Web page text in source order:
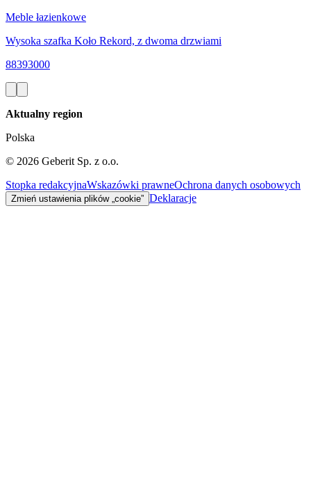
Meble łazienkowe
Wysoka szafka Koło Rekord, z dwoma drzwiami
88393000
Aktualny region
Polska
© 2026 Geberit Sp. z o.o.
Stopka redakcyjnaWskazówki prawneOchrona danych osobowych
Zmień ustawienia plików „cookie” Deklaracje